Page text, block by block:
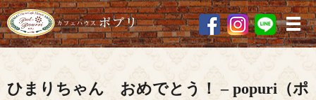
メ
ひまりちゃん おめでとう！ – popuri（ポ